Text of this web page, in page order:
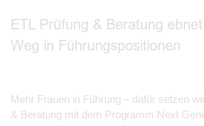
ETL Prüfung & Beratung
Weg in Führungspositionen
Mehr Frauen in Führung – dafür setzen
& Beratung mit dem Programm Next